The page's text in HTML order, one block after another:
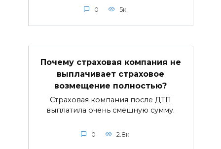
0 5к.
Почему страховая компания не
выплачивает страховое
возмещение полностью?
Страховая компания после ДТП
выплатила очень смешную сумму.
0 2.8к.